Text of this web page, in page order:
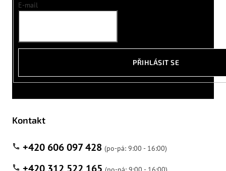
E-mail
PŘIHLÁSIT SE
Kontakt
+420 606 097 428